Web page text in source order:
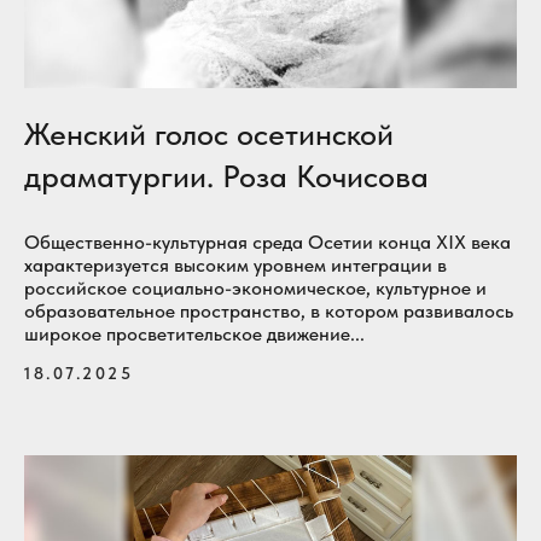
Женский голос осетинской
драматургии. Роза Кочисова
Общественно-культурная среда Осетии конца XIX века
характеризуется высоким уровнем интеграции в
российское социально-экономическое, культурное и
образовательное пространство, в котором развивалось
широкое просветительское движение...
18.07.2025